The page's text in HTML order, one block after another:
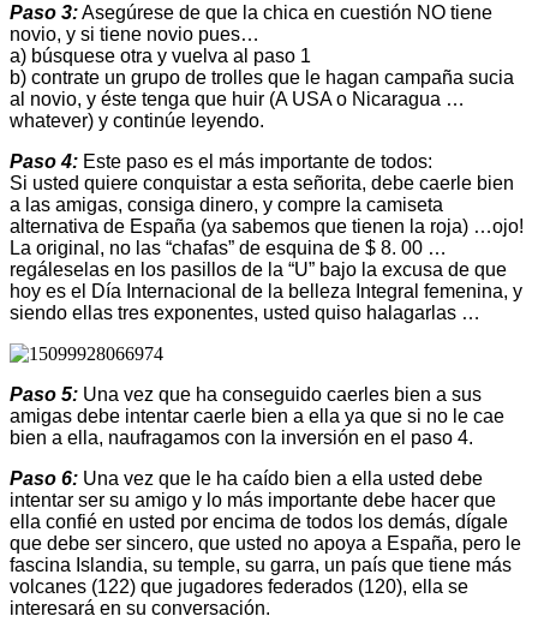
Paso 3:Asegúrese de que la chica en cuestión NO tiene
novio, y si tiene novio pues…
a) búsquese otra y vuelva al paso 1
b) contrate un grupo de trolles que le hagan campaña sucia
al novio, y éste tenga que huir (A USA o Nicaragua …
whatever) y continúe leyendo.
Paso 4: Este paso es el más importante de todos:
Si usted quiere conquistar a esta señorita, debe caerle bien
a las amigas, consiga dinero, y compre la camiseta
alternativa de España (ya sabemos que tienen la roja) …ojo!
La original, no las “chafas” de esquina de $ 8. 00 …
regáleselas en los pasillos de la “U” bajo la excusa de que
hoy es el Día Internacional de la belleza Integral femenina, y
siendo ellas tres exponentes, usted quiso halagarlas …
Paso 5: Una vez que ha conseguido caerles bien a sus
amigas debe intentar caerle bien a ella ya que si no le cae
bien a ella, naufragamos con la inversión en el paso 4.
Paso 6: Una vez que le ha caído bien a ella usted debe
intentar ser su amigo y lo más importante debe hacer que
ella confié en usted por encima de todos los demás, dígale
que debe ser sincero, que usted no apoya a España, pero le
fascina Islandia, su temple, su garra, un país que tiene más
volcanes (122) que jugadores federados (120), ella se
interesará en su conversación.